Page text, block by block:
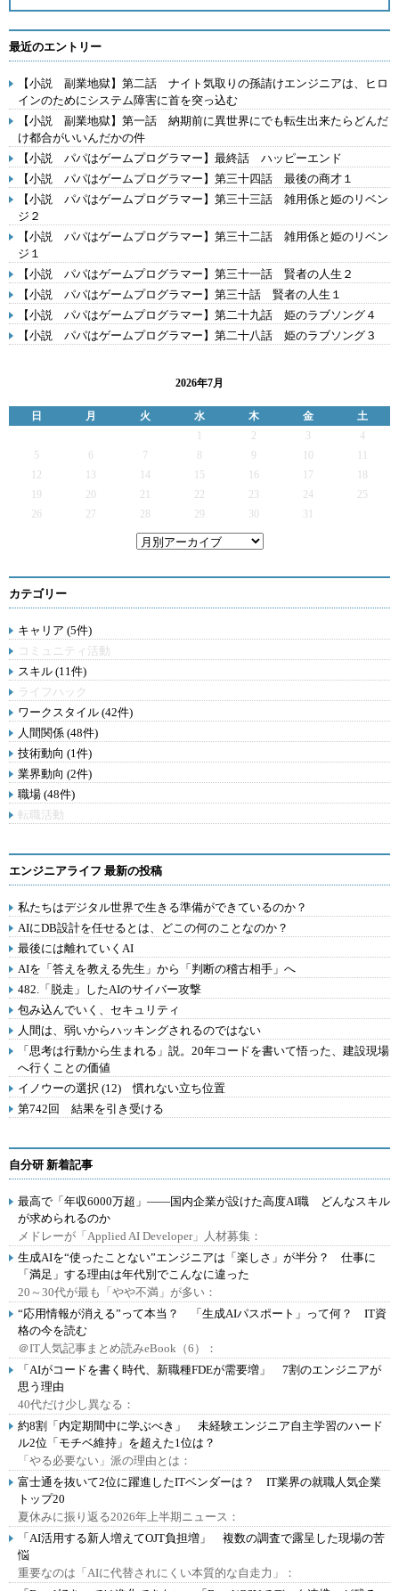
最近のエントリー
【小説 副業地獄】第二話 ナイト気取りの孫請けエンジニアは、ヒロ
インのためにシステム障害に首を突っ込む
【小説 副業地獄】第一話 納期前に異世界にでも転生出来たらどんだ
け都合がいいんだかの件
【小説 パパはゲームプログラマー】最終話 ハッピーエンド
【小説 パパはゲームプログラマー】第三十四話 最後の商才１
【小説 パパはゲームプログラマー】第三十三話 雑用係と姫のリベン
ジ２
【小説 パパはゲームプログラマー】第三十二話 雑用係と姫のリベン
ジ１
【小説 パパはゲームプログラマー】第三十一話 賢者の人生２
【小説 パパはゲームプログラマー】第三十話 賢者の人生１
【小説 パパはゲームプログラマー】第二十九話 姫のラブソング４
【小説 パパはゲームプログラマー】第二十八話 姫のラブソング３
2026年7月
日 月 火 水 木 金
土
2 3
4
5
6 7 9
12
13 14 15 16 17
19
20 21 22 23 24
25
26
27 28 29 30 31
カテゴリー
キャリア (5件)
コミュニティ活動
スキル (11件)
ライフハック
ワークスタイル (42件)
人間関係 (48件)
技術動向 (1件)
業界動向 (2件)
職場 (48件)
転職活動
エンジニアライフ 最新の投稿
私たちはデジタル世界で生きる準備ができているのか？
AIにDB設計を任せるとは、どこの何のことなのか？
最後には離れていくAI
AIを「答えを教える先生」から「判断の稽古相手」へ
482.「脱走」したAIのサイバー攻撃
包み込んでいく、セキュリティ
人間は、弱いからハッキングされるのではない
「思考は行動から生まれる」説。20年コードを書いて悟った、建設現場
へ行くことの価値
イノウーの選択 (12) 慣れない立ち位置
第742回 結果を引き受ける
自分研 新着記事
最高で「年収6000万超」――国内企業が設けた高度AI職 どんなスキル
が求められるのか
メドレーが「Applied AI Developer」人材募集：
生成AIを“使ったことない”エンジニアは「楽しさ」が半分？ 仕事に
「満足」する理由は年代別でこんなに違った
20～30代が最も「やや不満」が多い：
“応用情報が消える”って本当？ 「生成AIパスポート」って何？ IT資
格の今を読む
＠IT人気記事まとめ読みeBook（6）：
「AIがコードを書く時代、新職種FDEが需要増」 7割のエンジニアが
思う理由
40代だけ少し異なる：
約8割「内定期間中に学ぶべき」 未経験エンジニア自主学習のハード
ル2位「モチベ維持」を超えた1位は？
「やる必要ない」派の理由とは：
富士通を抜いて2位に躍進したITベンダーは？ IT業界の就職人気企業
トップ20
夏休みに振り返る2026年上半期ニュース：
「AI活用する新人増えてOJT負担増」 複数の調査で露呈した現場の苦
悩
重要なのは「AIに代替されにくい本質的な自走力」：